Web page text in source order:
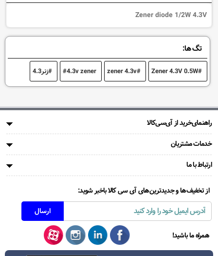
Zener diode 1/2W 4.3V
تگ ها:
Zener 4.3V 0.5W
zener 4.3v
4.3v zener زنر4.3
راهنمای‌خرید از آی‌سی‌کالا
خدمات مشتریان
ارتباط با ما
از تخفیف‌ها و جدیدترین‌های آی سی کالا باخبر شوید:
همراه ما باشید!